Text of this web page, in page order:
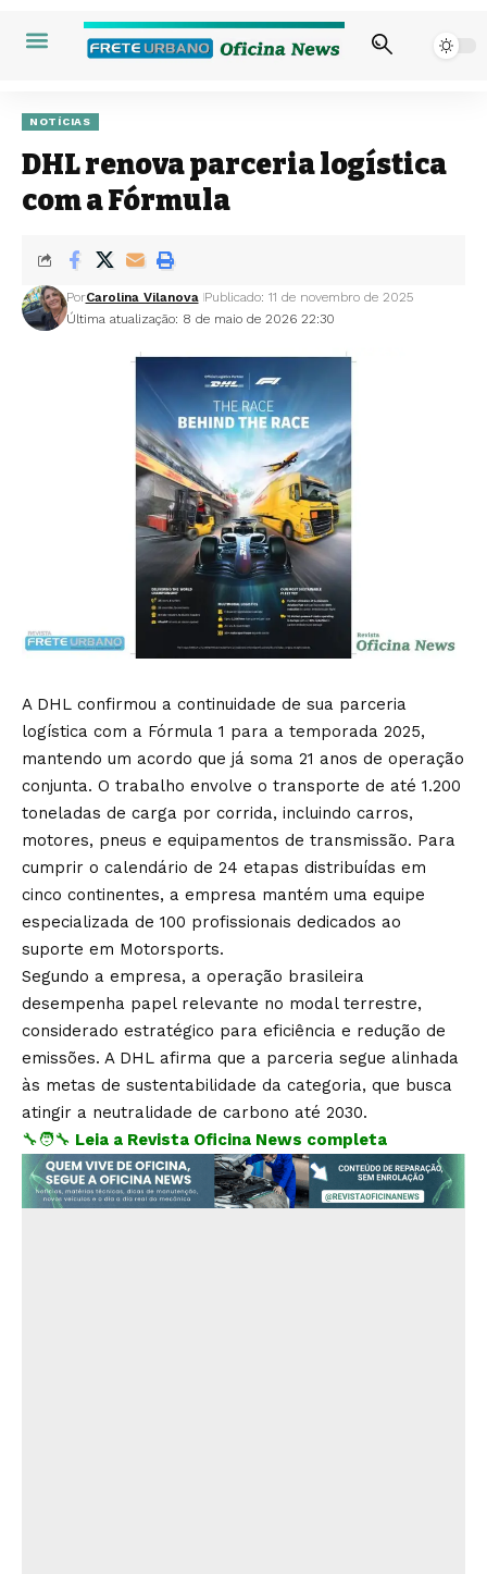
NOTÍCIAS
DHL renova parceria logística
com a Fórmula
Última atualização: 8 de maio de 2026 22:30
PorCarolina Vilanova Publicado: 11 de novembro de 2025
A DHL confirmou a continuidade de sua parceria
logística com a Fórmula 1 para a temporada 2025,
mantendo um acordo que já soma 21 anos de operação
conjunta. O trabalho envolve o transporte de até 1.200
toneladas de carga por corrida, incluindo carros,
motores, pneus e equipamentos de transmissão. Para
cumprir o calendário de 24 etapas distribuídas em
cinco continentes, a empresa mantém uma equipe
especializada de 100 profissionais dedicados ao
suporte em Motorsports.
Segundo a empresa, a operação brasileira
desempenha papel relevante no modal terrestre,
considerado estratégico para eficiência e redução de
emissões. A DHL afirma que a parceria segue alinhada
às metas de sustentabilidade da categoria, que busca
atingir a neutralidade de carbono até 2030.
🔧🧑‍🔧 Leia a Revista Oficina News completa